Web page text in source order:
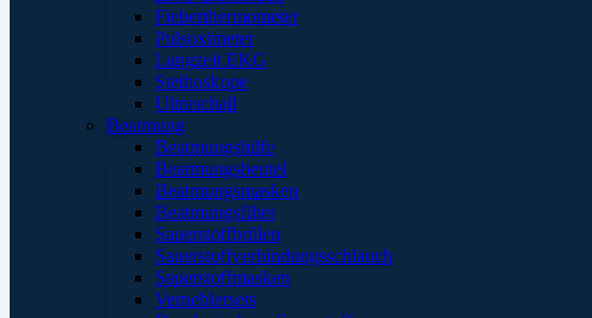
Fieberthermometer
Pulsoximeter
Langzeit EKG
Stethoskope
Ultraschall
Beatmung
Beatmungshilfe
Beatmungsbeutel
Beatmungsmasken
Beatmungsfilter
Sauerstoffbrillen
Sauerstoffverbindungsschlauch
Sauerstoffmasken
Verneblersets